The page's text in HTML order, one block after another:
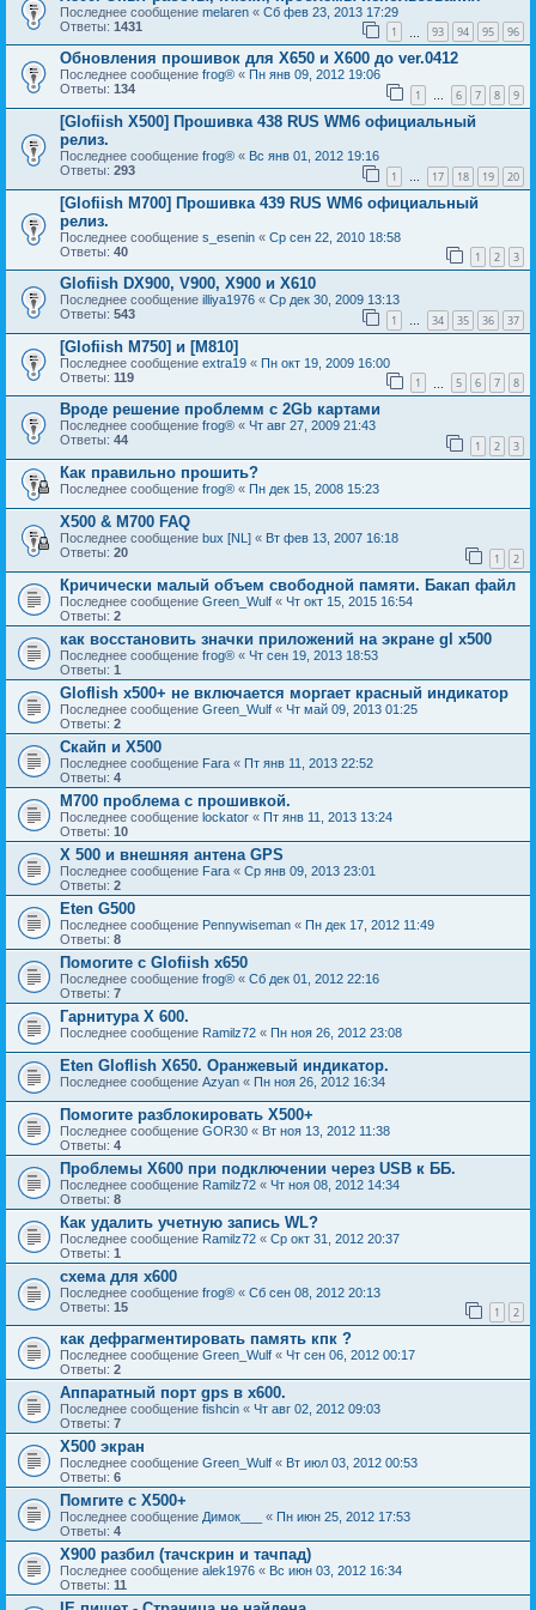
Последнее сообщение melaren « Сб фев 23, 2013 17:29
Ответы: 1431 1 93 94 95 96
Обновления прошивок для Х650 и Х600 до ver.0412
Последнее сообщение frog® « Пн янв 09, 2012 19:06
Ответы: 134 1 … 6 7 8 9
[Glofiish X500] Прошивка 438 RUS WM6 официальный
релиз.
Последнее сообщение frog® « Вс янв 01, 2012 19:16
Ответы: 293 1 … 17 18 19 20
[Glofiish M700] Прошивка 439 RUS WM6 официальный
релиз.
Последнее сообщение s_esenin « Ср сен 22, 2010 18:58
Ответы: 40 1 2 3
Glofiish DX900, V900, X900 и X610
Последнее сообщение illiya1976 « Ср дек 30, 2009 13:13
Ответы: 543 1 … 34 35 36 37
[Glofiish M750] и [M810]
Последнее сообщение extra19 « Пн окт 19, 2009 16:00
Ответы: 119 1 5 6 7 8
Вроде решение проблемм с 2Gb картами
Последнее сообщение frog® « Чт авг 27, 2009 21:43
Ответы: 44 1 2 3
Как правильно прошить?
Последнее сообщение frog® « Пн дек 15, 2008 15:23
X500 & M700 FAQ
Последнее сообщение bux [NL] « Вт фев 13, 2007 16:18
Ответы: 20 1 2
Кричически малый объем свободной памяти. Бакап файл
Последнее сообщение Green_Wulf « Чт окт 15, 2015 16:54
Ответы: 2
как восстановить значки приложений на экране gl x500
Последнее сообщение frog® « Чт сен 19, 2013 18:53
Ответы: 1
Gloflish x500+ не включается моргает красный индикатор
Последнее сообщение Green_Wulf « Чт май 09, 2013 01:25
Ответы: 2
Скайп и Х500
Последнее сообщение Fara « Пт янв 11, 2013 22:52
Ответы: 4
M700 проблема с прошивкой.
Последнее сообщение lockator « Пт янв 11, 2013 13:24
Ответы: 10
X 500 и внешняя антена GPS
Последнее сообщение Fara « Ср янв 09, 2013 23:01
Ответы: 2
Eten G500
Последнее сообщение Pennywiseman « Пн дек 17, 2012 11:49
Ответы: 8
Помогите с Glofiish x650
Последнее сообщение frog® « Сб дек 01, 2012 22:16
Ответы: 7
Гарнитура Х 600.
Последнее сообщение Ramilz72 « Пн ноя 26, 2012 23:08
Eten Gloflish X650. Оранжевый индикатор.
Последнее сообщение Azyan « Пн ноя 26, 2012 16:34
Помогите разблокировать Х500+
Последнее сообщение GOR30 « Вт ноя 13, 2012 11:38
Ответы: 4
Проблемы Х600 при подключении через USB к ББ.
Последнее сообщение Ramilz72 « Чт ноя 08, 2012 14:34
Ответы: 8
Как удалить учетную запись WL?
Последнее сообщение Ramilz72 « Ср окт 31, 2012 20:37
Ответы: 1
схема для x600
Последнее сообщение frog® « Сб сен 08, 2012 20:13
Ответы: 15 1 2
как дефрагментировать память кпк ?
Последнее сообщение Green_Wulf « Чт сен 06, 2012 00:17
Ответы: 2
Аппаратный порт gps в x600.
Последнее сообщение fishcin « Чт авг 02, 2012 09:03
Ответы: 7
Х500 экран
Последнее сообщение Green_Wulf « Вт июл 03, 2012 00:53
Ответы: 6
Помгите с Х500+
Последнее сообщение Димок___ « Пн июн 25, 2012 17:53
Ответы: 4
X900 разбил (тачскрин и тачпад)
Последнее сообщение alek1976 « Вс июн 03, 2012 16:34
Ответы: 11